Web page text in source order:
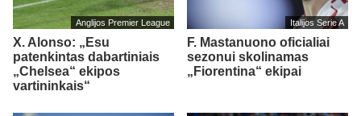
Anglijos Premier League
X. Alonso: „Esu
patenkintas dabartiniais
„Chelsea“ ekipos
vartininkais“
Italijos Serie A
F. Mastanuono oficialiai
sezonui skolinamas
„Fiorentina“ ekipai